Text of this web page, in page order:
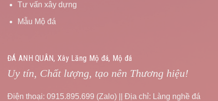
Tư vấn xây dựng
Mẫu Mộ đá
ĐÁ ANH QUÂN, Xây Lăng Mộ đá, Mộ đá
Uy tín, Chất lượng, tạo nên Thương hiệu!
Điện thoại: 0915.895.699 (Zalo) || Địa chỉ: Làng nghề đá